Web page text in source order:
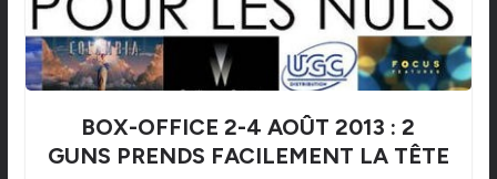
BOX-OFFICE 2-4 AOÛT 2013 : 2
GUNS PRENDS FACILEMENT LA TÊTE